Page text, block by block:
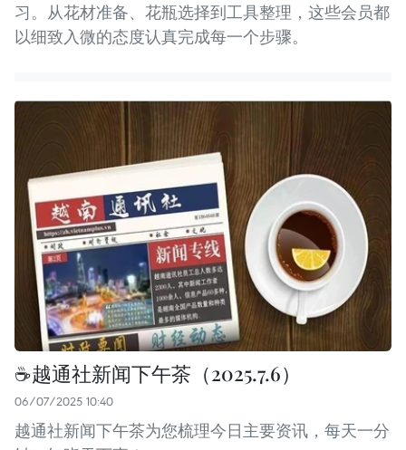
习。从花材准备、花瓶选择到工具整理，这些会员都
以细致入微的态度认真完成每一个步骤。
☕️越通社新闻下午茶（2025.7.6）
06/07/2025 10:40
越通社新闻下午茶为您梳理今日主要资讯，每天一分